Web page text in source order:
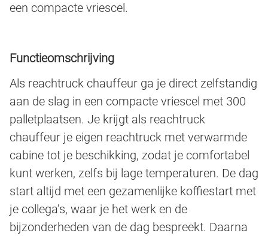
een compacte vriescel.
Functieomschrijving
Als reachtruck chauffeur ga je direct zelfstandig
aan de slag in een compacte vriescel met 300
palletplaatsen. Je krijgt als reachtruck
chauffeur je eigen reachtruck met verwarmde
cabine tot je beschikking, zodat je comfortabel
kunt werken, zelfs bij lage temperaturen. De dag
start altijd met een gezamenlijke koffiestart met
je collega’s, waar je het werk en de
bijzonderheden van de dag bespreekt. Daarna